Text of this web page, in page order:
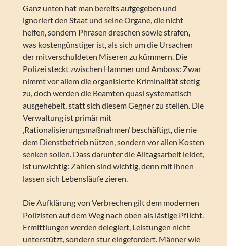
Ganz unten hat man bereits aufgegeben und
ignoriert den Staat und seine Organe, die nicht
helfen, sondern Phrasen dreschen sowie strafen,
was kostengünstiger ist, als sich um die Ursachen
der mitverschuldeten Miseren zu kümmern. Die
Polizei steckt zwischen Hammer und Amboss: Zwar
nimmt vor allem die organisierte Kriminalität stetig
zu, doch werden die Beamten quasi systematisch
ausgehebelt, statt sich diesem Gegner zu stellen. Die
Verwaltung ist primär mit
‚Rationalisierungsmaßnahmen‘ beschäftigt, die nie
dem Dienstbetrieb nützen, sondern vor allen Kosten
senken sollen. Dass darunter die Alltagsarbeit leidet,
ist unwichtig: Zahlen sind wichtig, denn mit ihnen
lassen sich Lebensläufe zieren.
Die Aufklärung von Verbrechen gilt dem modernen
Polizisten auf dem Weg nach oben als lästige Pflicht.
Ermittlungen werden delegiert, Leistungen nicht
unterstützt, sondern stur eingefordert. Männer wie